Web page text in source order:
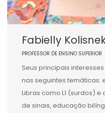
Fabielly
PROFESSOR DE ENSINO SUPERIOR
Seus principais
nas seguintes temáticas:
Libras como L1 (surdos)
de sinais, educação